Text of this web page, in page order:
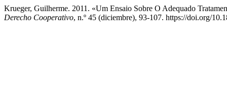
Krueger, Guilherme. 2011. «Um Ensaio Sobre O Adequado
Derecho Cooperativo, n.º 45 (diciembre), 93-107. https://doi.org/